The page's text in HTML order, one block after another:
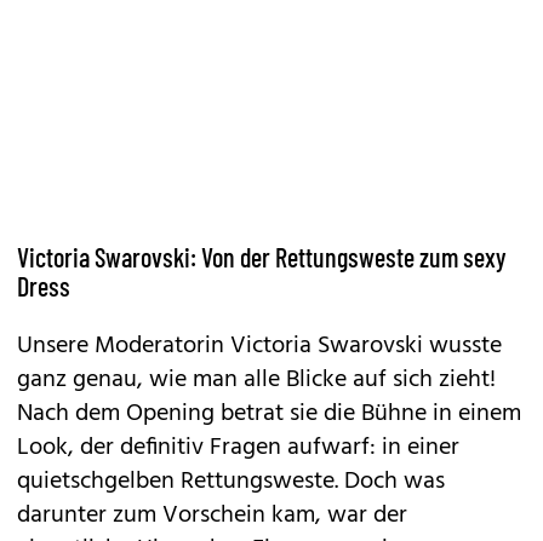
Victoria Swarovski: Von der Rettungsweste zum sexy
Dress
Unsere Moderatorin Victoria Swarovski wusste
ganz genau, wie man alle Blicke auf sich zieht!
Nach dem Opening betrat sie die Bühne in einem
Look, der definitiv Fragen aufwarf: in einer
quietschgelben Rettungsweste. Doch was
darunter zum Vorschein kam, war der